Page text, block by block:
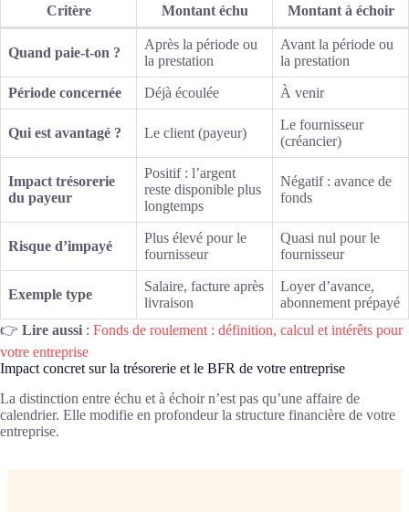
Critère Montant échu Montant à échoir
Quand paie-t-on ?
Après la période ou
la prestation
Avant la période ou
la prestation
Période concernée Déjà écoulée À venir
Qui est avantagé ? Le client (payeur)
Le fournisseur
(créancier)
Impact trésorerie
du payeur
Positif : l’argent
reste disponible plus
longtemps
Négatif : avance de
fonds
Risque d’impayé
Plus élevé pour le
fournisseur
Quasi nul pour le
fournisseur
Exemple type
Salaire, facture après
livraison
Loyer d’avance,
abonnement prépayé
👉 Lire aussi : Fonds de roulement : définition, calcul et intérêts pour
votre entreprise
Impact concret sur la trésorerie et le BFR de votre entreprise
La distinction entre échu et à échoir n’est pas qu’une affaire de
calendrier. Elle modifie en profondeur la structure financière de votre
entreprise.